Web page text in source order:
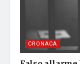
CRONACA